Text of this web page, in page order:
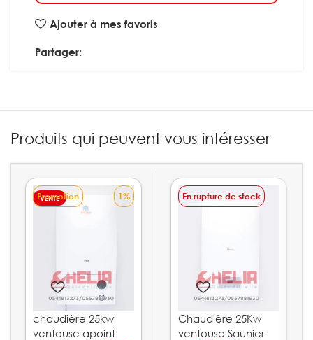
Ajouter à mes favoris
Partager:
Produits qui peuvent vous intéresser
Promotion 1%
VENTE
chaudière 25kw
ventouse apoint
En rupture de stock
Chaudière 25Kw
ventouse Saunier